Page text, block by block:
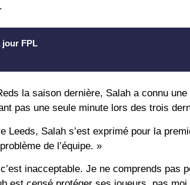
jour FPL
la saison dernière, Salah a connu
pas une seule minute lors des trois
Leeds, Salah s’est exprimé pour la
de l’équipe. »
inacceptable. Je ne comprends